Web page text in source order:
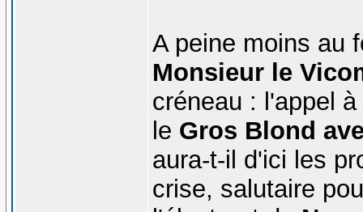
A peine moins au
Monsieur le
créneau : l'appel
le Gros Blond
aura-t-il d'ici les
crise, salutaire